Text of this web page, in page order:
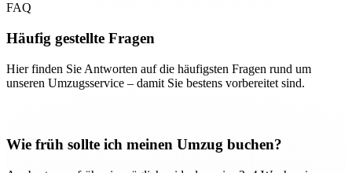
FAQ
Häufig gestellte Fragen
Hier finden Sie Antworten auf die häufigsten Fragen rund um
unseren Umzugsservice – damit Sie bestens vorbereitet sind.
Wie früh sollte ich meinen Umzug buchen?